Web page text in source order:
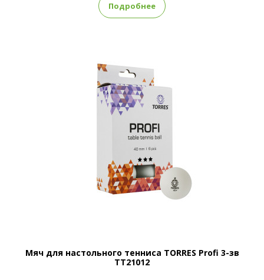
Подробнее
Мяч для настольного тенниса TORRES Profi 3-зв
TT21012